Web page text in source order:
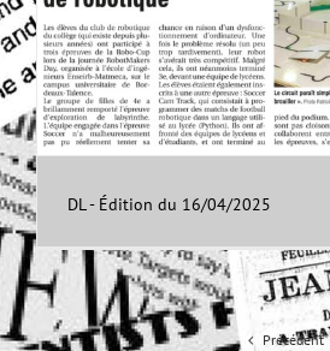
DL - Édition du 16/04/2025
Précédent